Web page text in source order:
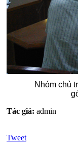
Nhóm chủ
Tác giả: admin
Tweet